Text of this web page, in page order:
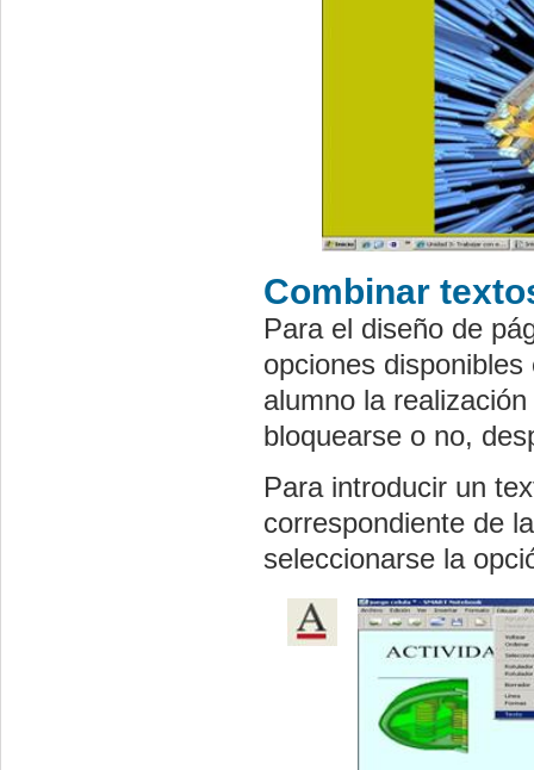
Combinar
Para el diseño de
opciones
alumno la
bloquearse o no,
Para introducir un
correspondiente de
seleccionarse la